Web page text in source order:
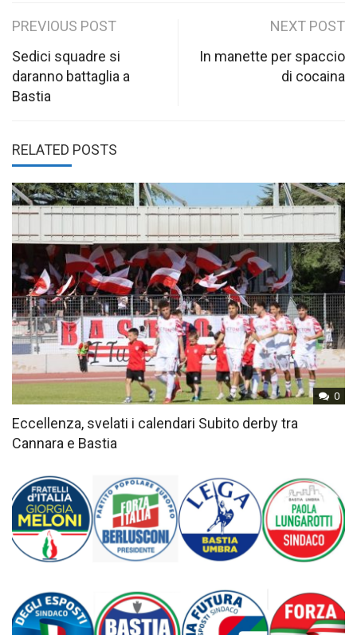
Post
navigation
PREVIOUS POST
Sedici squadre si
daranno battaglia a
Bastia
NEXT POST
In manette per spaccio
di cocaina
RELATED POSTS
0
Eccellenza, svelati i calendari Subito derby tra
Cannara e Bastia